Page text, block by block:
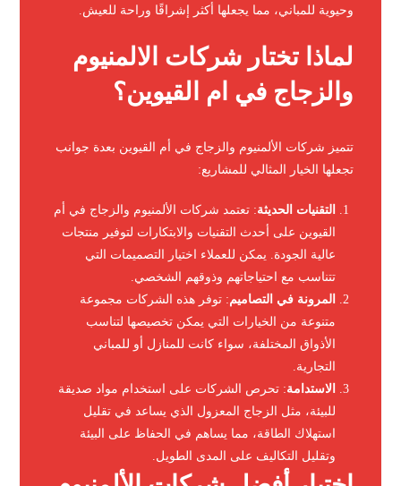
وحيوية للمباني، مما يجعلها أكثر إشراقًا وراحة للعيش.
لماذا تختار شركات الالمنيوم
والزجاج في ام القيوين؟
تتميز شركات الألمنيوم والزجاج في أم القيوين بعدة جوانب
تجعلها الخيار المثالي للمشاريع:
التقنيات الحديثة: تعتمد شركات الألمنيوم والزجاج في أم
القيوين على أحدث التقنيات والابتكارات لتوفير منتجات
عالية الجودة. يمكن للعملاء اختيار التصميمات التي
تتناسب مع احتياجاتهم وذوقهم الشخصي.
المرونة في التصاميم: توفر هذه الشركات مجموعة
متنوعة من الخيارات التي يمكن تخصيصها لتناسب
الأذواق المختلفة، سواء كانت للمنازل أو للمباني
التجارية.
الاستدامة: تحرص الشركات على استخدام مواد صديقة
للبيئة، مثل الزجاج المعزول الذي يساعد في تقليل
استهلاك الطاقة، مما يساهم في الحفاظ على البيئة
وتقليل التكاليف على المدى الطويل.